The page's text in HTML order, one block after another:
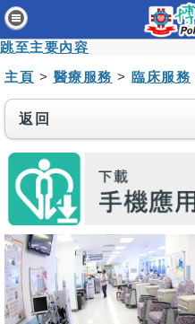
跳至主要內容
主頁
醫療服務
醫護專業人員
消息及活動
關於我們
聯絡我們
免責聲明
主頁 > 醫療服務 > 臨床服務
返回